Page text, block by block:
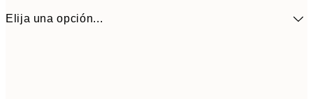
Elija una opción...